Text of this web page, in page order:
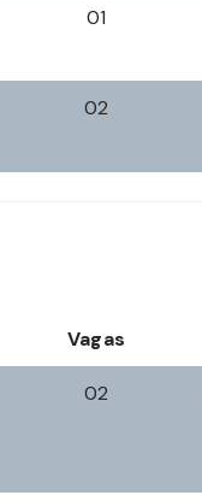
01
02
Vagas
02